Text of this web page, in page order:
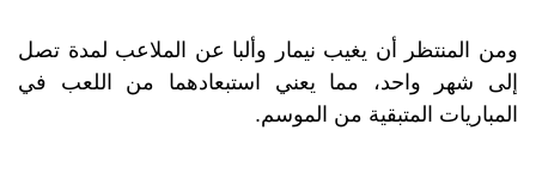
ومن المنتظر أن يغيب نيمار وألبا عن الملاعب لمدة تصل
إلى شهر واحد، مما يعني استبعادهما من اللعب في
المباريات المتبقية من الموسم.